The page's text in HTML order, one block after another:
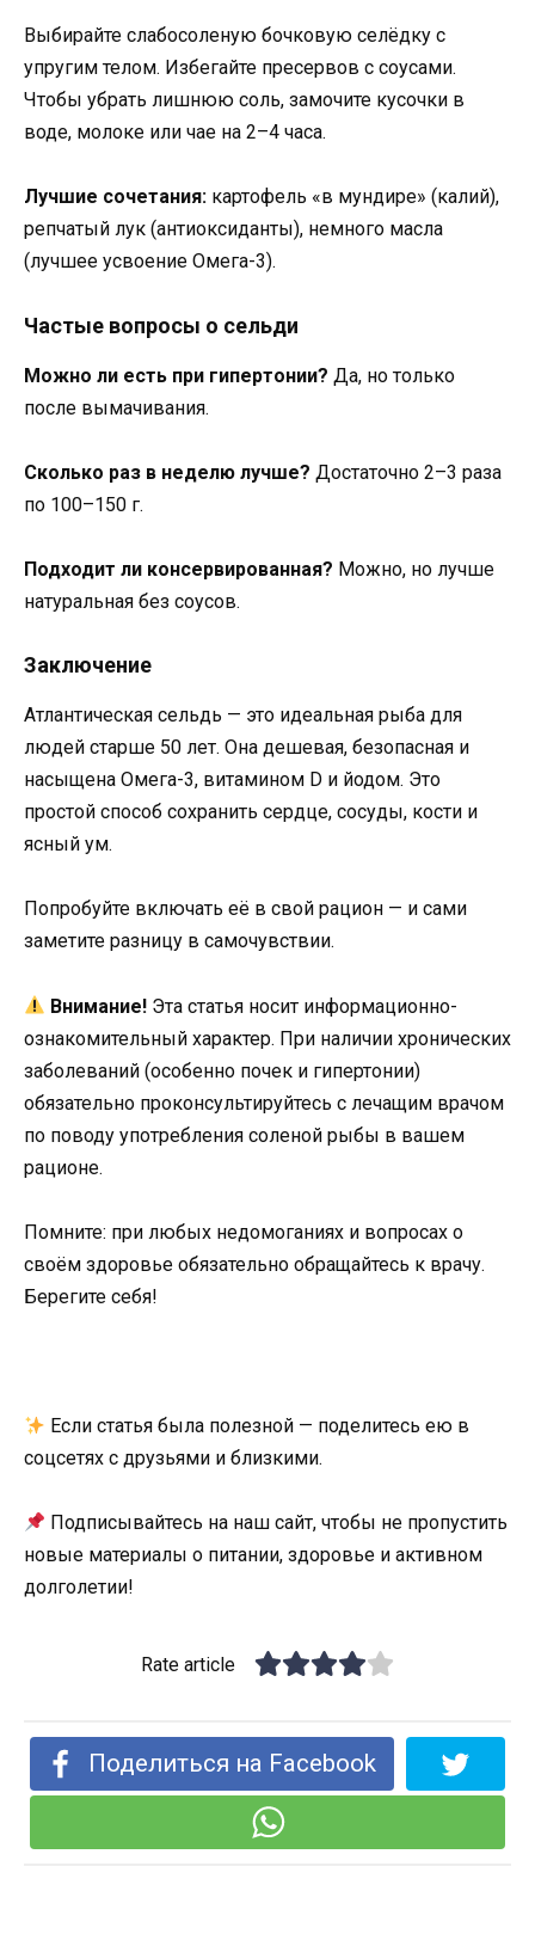
Выбирайте слабосоленую бочковую селёдку с
упругим телом. Избегайте пресервов с соусами.
Чтобы убрать лишнюю соль, замочите кусочки в
воде, молоке или чае на 2–4 часа.
Лучшие сочетания: картофель «в мундире» (калий),
репчатый лук (антиоксиданты), немного масла
(лучшее усвоение Омега-3).
Частые вопросы о сельди
Можно ли есть при гипертонии? Да, но только
после вымачивания.
Сколько раз в неделю лучше? Достаточно 2–3 раза
по 100–150 г.
Подходит ли консервированная? Можно, но лучше
натуральная без соусов.
Заключение
Атлантическая сельдь — это идеальная рыба для
людей старше 50 лет. Она дешевая, безопасная и
насыщена Омега-3, витамином D и йодом. Это
простой способ сохранить сердце, сосуды, кости и
ясный ум.
Попробуйте включать её в свой рацион — и сами
заметите разницу в самочувствии.
Внимание! Эта статья носит информационно-
ознакомительный характер. При наличии хронических
заболеваний (особенно почек и гипертонии)
обязательно проконсультируйтесь с лечащим врачом
по поводу употребления соленой рыбы в вашем
рационе.
Помните: при любых недомоганиях и вопросах о
своём здоровье обязательно обращайтесь к врачу.
Берегите себя!
Если статья была полезной — поделитесь ею в
соцсетях с друзьями и близкими.
Подписывайтесь на наш сайт, чтобы не пропустить
новые материалы о питании, здоровье и активном
долголетии!
Rate article
Поделиться на Facebook